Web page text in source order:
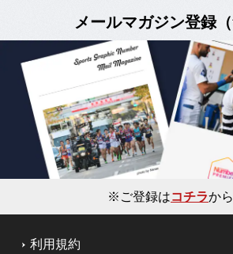
メールマガジン登録（
※ご登録はコチラから
利用規約